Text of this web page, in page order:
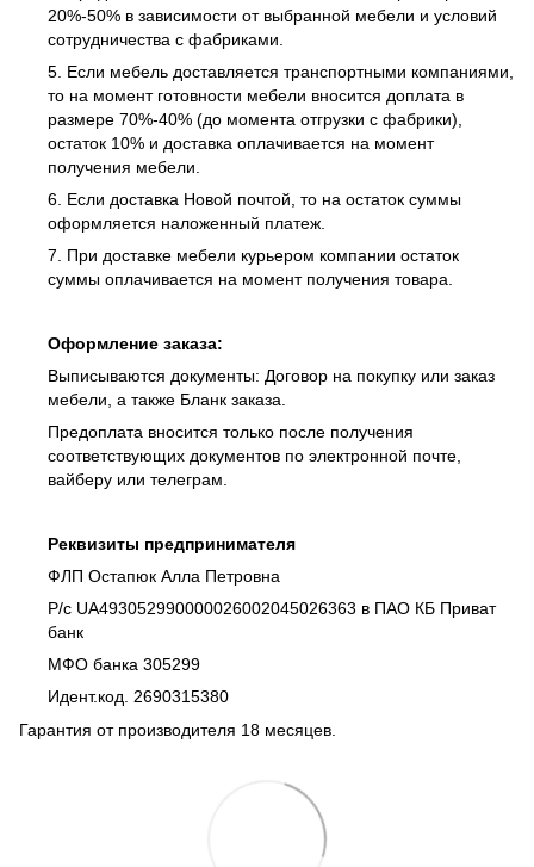
20%-50% в зависимости от выбранной мебели и условий
сотрудничества с фабриками.
5. Если мебель доставляется транспортными компаниями,
то на момент готовности мебели вносится доплата в
размере 70%-40% (до момента отгрузки с фабрики),
остаток 10% и доставка оплачивается на момент
получения мебели.
6. Если доставка Новой почтой, то на остаток суммы
оформляется наложенный платеж.
7. При доставке мебели курьером компании остаток
суммы оплачивается на момент получения товара.
Оформление заказа:
Выписываются документы: Договор на покупку или заказ
мебели, а также Бланк заказа.
Предоплата вносится только после получения
соответствующих документов по электронной почте,
вайберу или телеграм.
Реквизиты предпринимателя
ФЛП Остапюк Алла Петровна
Р/с UA493052990000026002045026363 в ПАО КБ Приват
банк
МФО банка 305299
Идент.код. 2690315380
Гарантия от производителя 18 месяцев.